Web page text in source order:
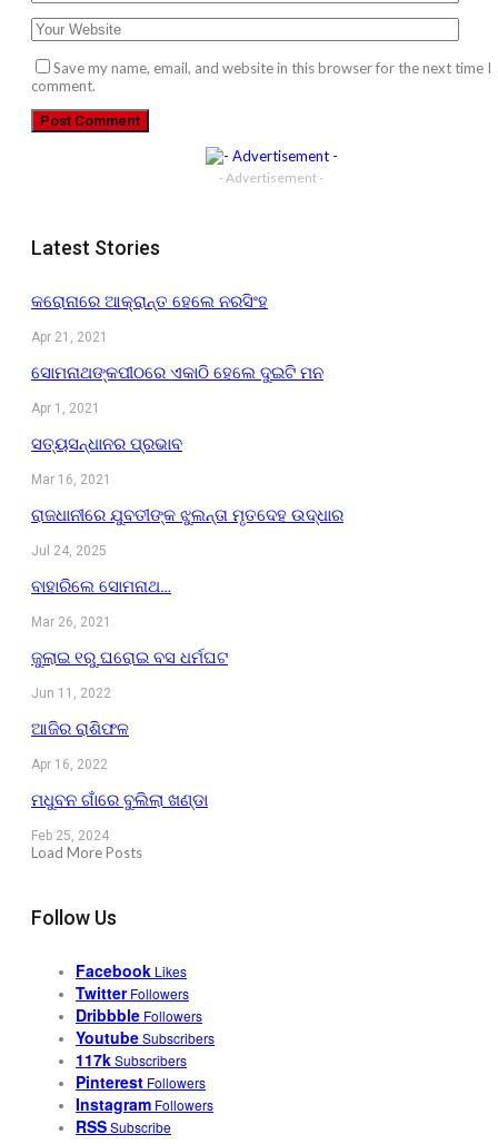
Save my name, email, and website in this browser for the next time I
comment.
- Advertisement -
Latest Stories
କରୋନାରେ ଆକ୍ରାନ୍ତ ହେଲେ ନରସିଂହ
Apr 21, 2021
ସୋମନାଥଙ୍କପୀଠରେ ଏକାଠି ହେଲେ ଦୁଇଟି ମନ
Apr 1, 2021
ସତ୍ୟସନ୍ଧାନର ପ୍ରଭାବ
Mar 16, 2021
ରାଜଧାନୀରେ ଯୁବତୀଙ୍କ ଝୁଲନ୍ତା ମୃତଦେହ ଉଦ୍ଧାର
Jul 24, 2025
ବାହାରିଲେ ସୋମନାଥ…
Mar 26, 2021
ଜୁଲାଇ ୧ରୁ ଘରୋଇ ବସ ଧର୍ମଘଟ
Jun 11, 2022
ଆଜିର ରାଶିଫଳ
Apr 16, 2022
ମଧୁବନ ଗାଁରେ ବୁଲିଲା ଖଣ୍ଡା
Feb 25, 2024
Load More Posts
Follow Us
Facebook Likes
Twitter Followers
Dribbble Followers
YoutubeSubscribers
117kSubscribers
Pinterest Followers
Instagram Followers
RSSSubscribe